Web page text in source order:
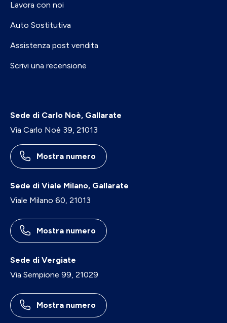
Lavora con noi
Auto Sostitutiva
Assistenza post vendita
Scrivi una recensione
Sede di Carlo Noè, Gallarate
Via Carlo Noè 39, 21013
Mostra numero
Sede di Viale Milano, Gallarate
Viale Milano 60, 21013
Mostra numero
Sede di Vergiate
Via Sempione 99, 21029
Mostra numero